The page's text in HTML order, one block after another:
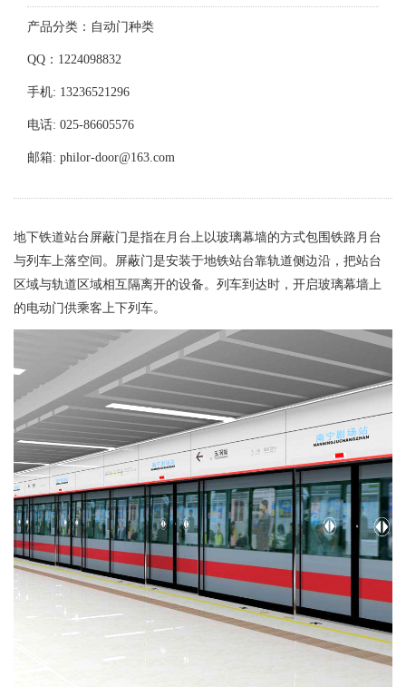
产品分类：自动门种类
QQ：1224098832
手机: 13236521296
电话: 025-86605576
邮箱: philor-door@163.com
地下铁道站台屏蔽门是指在月台上以玻璃幕墙的方式包围铁路月台
与列车上落空间。屏蔽门是安装于地铁站台靠轨道侧边沿，把站台
区域与轨道区域相互隔离开的设备。列车到达时，开启玻璃幕墙上
的电动门供乘客上下列车。